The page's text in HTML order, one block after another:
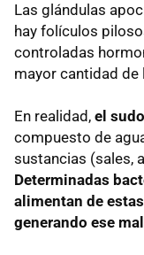
Las glándulas
hay folículos
controladas
mayor cantidad
En realidad, el
compuesto de
sustancias (sales,
Determinadas
alimentan de
generando ese